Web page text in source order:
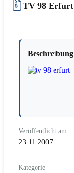
TV 98 Erfurt
Beschreibung
Veröffentlicht am
23.11.2007
Kategorie